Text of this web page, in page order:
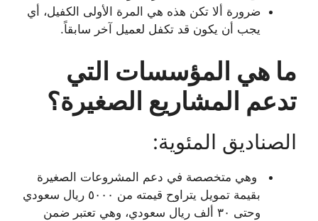
ضرورة ألا تكن هذه هي المرة الأولى الكفيل، أي
يجب أن يكون قد تكفل لعميل آخر سابقاً.
ما هي المؤسسات التي
تدعم المشاريع الصغيرة؟
الصناديق المئوية:
وهي متخصصة في دعم المشروعات الصغيرة
بقيمة تمويل يتراوح قيمته من ٥٠٠٠ ريال سعودي
وحتى ٣٠ ألف ريال سعودي، وهي تعتبر ضمن